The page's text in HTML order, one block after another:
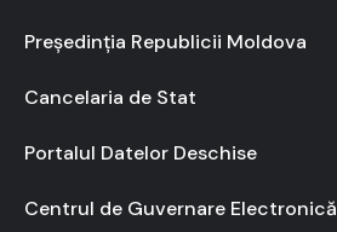
Președinția Republicii Moldova
Cancelaria de Stat
Portalul Datelor Deschise
Centrul de Guvernare Electronică